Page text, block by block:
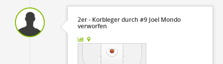
2er - Korbleger durch #9 Joel Mondo
verworfen